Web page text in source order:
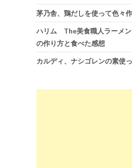
茅乃舎、鶏だしを使って色々
ハリム The美食職人ラーメン
の作り方と食べた感想
カルディ、ナシゴレンの素使